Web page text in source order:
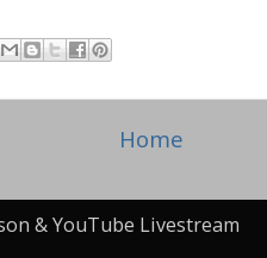
Home
& YouTube Livestream